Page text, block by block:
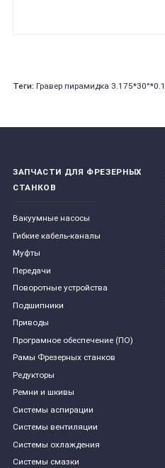
Теги: Гравер пирамидка 3.175*30°*0.1
ЗАПЧАСТИ ДЛЯ ФРЕЗЕРНЫХ
СТАНКОВ
Вакуумные насосы
Гибкие кабель-каналы
Муфты
Передачи
Поворотные устройства
Подшипники
Приводы
Програмное обеспечение (ПО)
Рамы Фрезерных станков
Редукторы
Ремни и шкивы
Системы аспирации
Системы вентиляции
Системы охлаждения
Системы смазки